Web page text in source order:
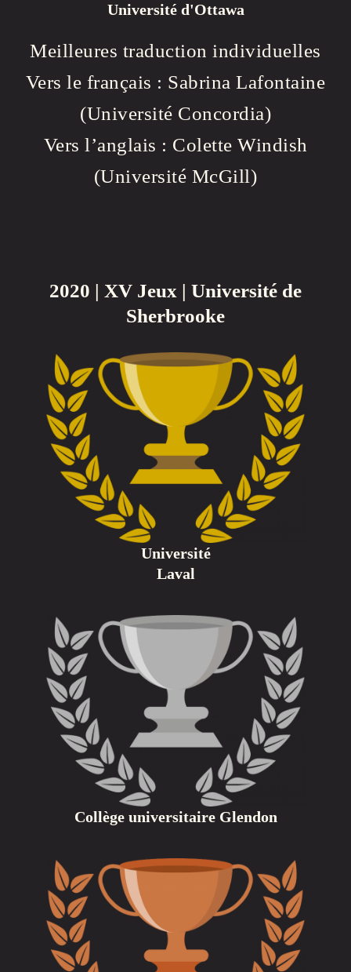
Université d'Ottawa
Meilleures traduction individuelles
Vers le français : Sabrina Lafontaine
(Université Concordia)
Vers l’anglais : Colette Windish
(Université McGill)
2020 | XV Jeux | Université de
Sherbrooke
Université
Laval
Collège universitaire Glendon